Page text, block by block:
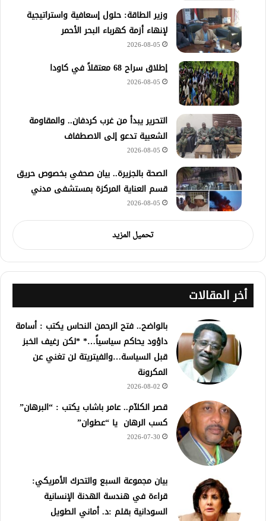
وزير الطاقة: حلول إسعافية واستراتيجية
لإنهاء أزمة كهرباء البحر الأحمر
2026-08-05
إطلاق سراح 68 معتقلاً في كاودا
2026-08-05
التحرير يبدأ من غرب كردفان.. والمقاومة
الشعبية تدعو إلى الاصطفاف
2026-08-05
الصحة بالجزيرة.. بيان صحفي بخصوص حريق
قسم العناية المركزة بمستشفى مدني
2026-08-05
تحميل المزيد
أخر المقالات
بالواضح.. فتح الرحمن النحاس يكتب : أسامة
داؤود يحاكم سياسياً…* *لكن رغيف الخبز
قبل السياسة…والفيتريتة لن تغني عن
المكرونة
2026-08-02
قصر الكلآم.. عامر باشاب يكتب : “البرهان”
كسب الرهان يا “عطوان”
2026-07-30
بيان مجموعة السبع والتحرك الأمريكي:
قراءة في هندسة الهدنة الإنسانية
السودانية بقلم :د. أماني الطويل